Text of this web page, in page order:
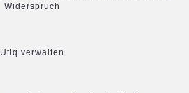
Widerspruch
Utiq verwalten